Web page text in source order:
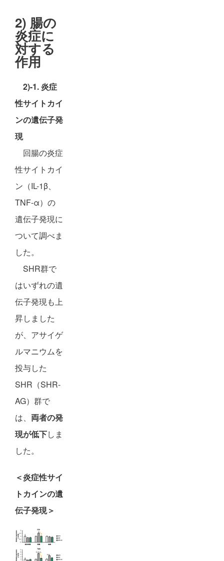
2) 腸の
炎症に
対する
作用
2)-1. 炎症
性サイトカイ
ンの遺伝子発
現
回腸の炎症
性サイトカイ
ン（IL-1β、
TNF-α）の
遺伝子発現に
ついて調べま
した。
SHR群で
はいずれの遺
伝子発現も上
昇しました
が、アサイゲ
ルマニウムを
投与した
SHR（SHR-
AG）群で
は、 両者の発
現が低下しま
した。
＜炎症性サイ
トカインの遺
伝子発現＞